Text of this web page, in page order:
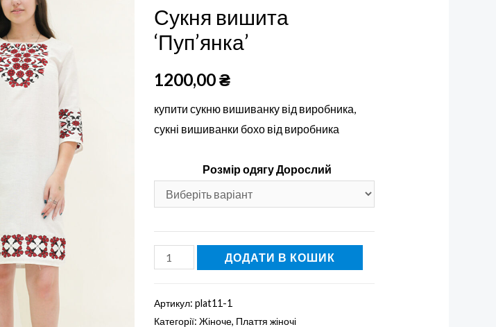
Сукня вишита
‘Пуп’янка’
1200,00₴
купити сукню вишиванку від виробника,
сукні вишиванки бохо від виробника
Розмір одягу Дорослий
Сукня
кількість
ДОДАТИ В КОШИК
Артикул: plat11-1
Категорії: Жіноче, Плаття жіночі